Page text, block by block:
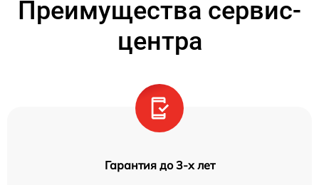
Преимущества сервис-
центра
Гарантия до 3-х лет